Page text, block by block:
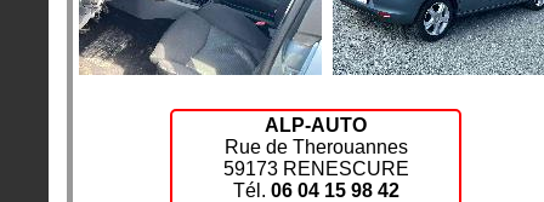
ALP-AUTO
Rue de Therouannes
59173 RENESCURE
Tél. 06 04 15 98 42